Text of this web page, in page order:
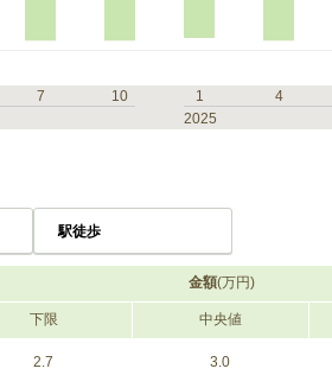
7
10
1 4
2025
駅徒歩
金額(万円)
下限 中央値
2.7 3.0